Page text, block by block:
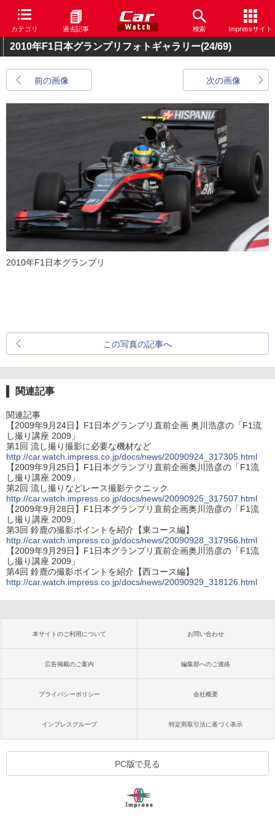
カテゴリ 過去記事 検索 Impressサイト
2010年F1日本グランプリフォトギャラリー(24/69)
前の画像 次の画像
2010年F1日本グランプリ
この写真の記事へ
関連記事
関連記事
【2009年9月24日】F1日本グランプリ直前企画 奥川浩彦の「F1流
し撮り講座 2009」
第1回 流し撮り撮影に必要な機材など
http://car.watch.impress.co.jp/docs/news/20090924_317305.html
【2009年9月25日】F1日本グランプリ直前企画奥川浩彦の「F1流
し撮り講座 2009」
第2回 流し撮りなどレース撮影テクニック
http://car.watch.impress.co.jp/docs/news/20090925_317507.html
【2009年9月28日】F1日本グランプリ直前企画奥川浩彦の「F1流
し撮り講座 2009」
第3回 鈴鹿の撮影ポイントを紹介【東コース編】
http://car.watch.impress.co.jp/docs/news/20090928_317956.html
【2009年9月29日】F1日本グランプリ直前企画奥川浩彦の「F1流
し撮り講座 2009」
第4回 鈴鹿の撮影ポイントを紹介【西コース編】
http://car.watch.impress.co.jp/docs/news/20090929_318126.html
本サイトのご利用について お問い合わせ
広告掲載のご案内 編集部へのご連絡
プライバシーポリシー 会社概要
インプレスグループ 特定商取引法に基づく表示
PC版で見る